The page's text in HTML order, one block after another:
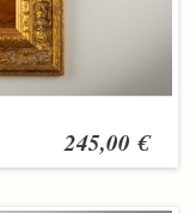
245,00 €